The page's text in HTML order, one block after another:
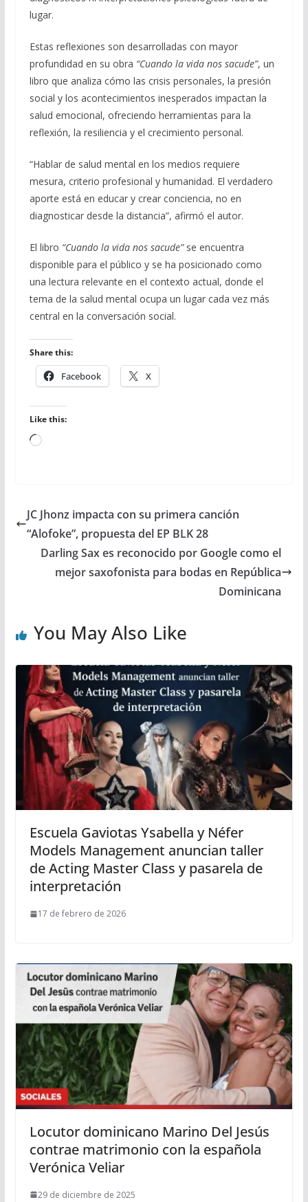
lugar.
Estas reflexiones son desarrolladas con mayor
profundidad en su obra “Cuando la vida nos sacude”, un
libro que analiza cómo las crisis personales, la presión
social y los acontecimientos inesperados impactan la
salud emocional, ofreciendo herramientas para la
reflexión, la resiliencia y el crecimiento personal.
“Hablar de salud mental en los medios requiere
mesura, criterio profesional y humanidad. El verdadero
aporte está en educar y crear conciencia, no en
diagnosticar desde la distancia”, afirmó el autor.
El libro “Cuando la vida nos sacude”se encuentra
disponible para el público y se ha posicionado como
una lectura relevante en el contexto actual, donde el
tema de la salud mental ocupa un lugar cada vez más
central en la conversación social.
Share this:
Facebook X
Like this:
Loading…
JC Jhonz impacta con su primera canción
“Alofoke”, propuesta del EP BLK 28
Darling Sax es reconocido por Google como el
mejor saxofonista para bodas en República
Dominicana
You May Also Like
Escuela Gaviotas Ysabella y Néfer
Models Management anuncian taller
de Acting Master Class y pasarela de
interpretación
17 de febrero de 2026
Locutor dominicano Marino Del Jesús
contrae matrimonio con la española
Verónica Veliar
29 de diciembre de 2025